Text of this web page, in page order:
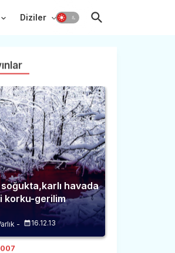
Diziler
havada
korku-gerilim
16.12.13